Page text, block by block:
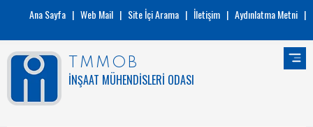
Ana Sayfa | Web Mail | Site İçi Arama | İletişim | Aydınlatma Metni |
TMMOB
İNŞAAT MÜHENDİSLERİ ODASI